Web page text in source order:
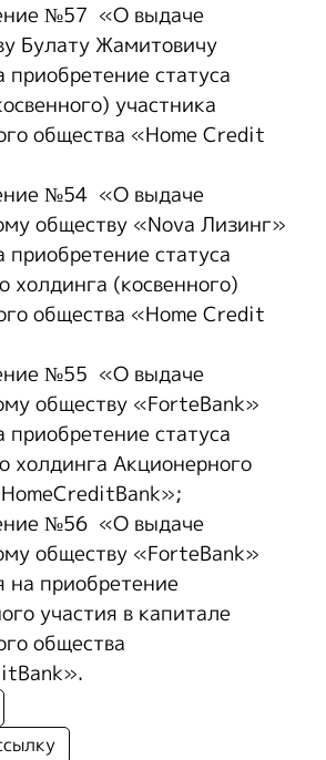
№57 «О выдаче
Булату Жамитовичу
приобретение статуса
участника
общества «Home Credit
№54 «О выдаче
обществу «Nova Лизинг»
приобретение статуса
холдинга (косвенного)
общества «Home Credit
№55 «О выдаче
обществу «ForteBank»
приобретение статуса
холдинга Акционерного
№56 «О выдаче
обществу «ForteBank»
на приобретение
участия в капитале
общества